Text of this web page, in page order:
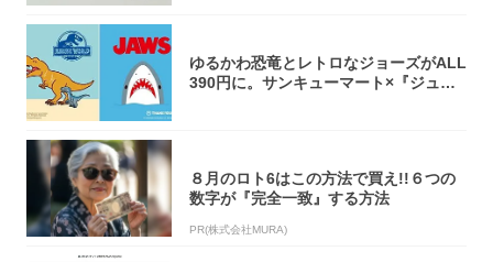
ゆるかわ恐竜とレトロなジョーズがALL
390円に。サンキューマート×『ジュラ
８月のロト6はこの方法で買え!!６つの
数字が『完全一致』する方法
PR(株式会社MURA)